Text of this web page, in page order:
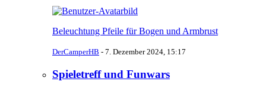
Beleuchtung Pfeile für Bogen und Armbrust
DerCamperHB - 7. Dezember 2024, 15:17
Spieletreff und Funwars